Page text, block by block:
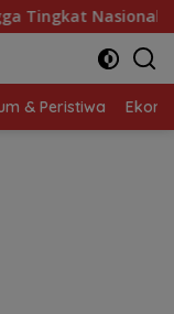
Masak Serba Ikan
& Peristiwa